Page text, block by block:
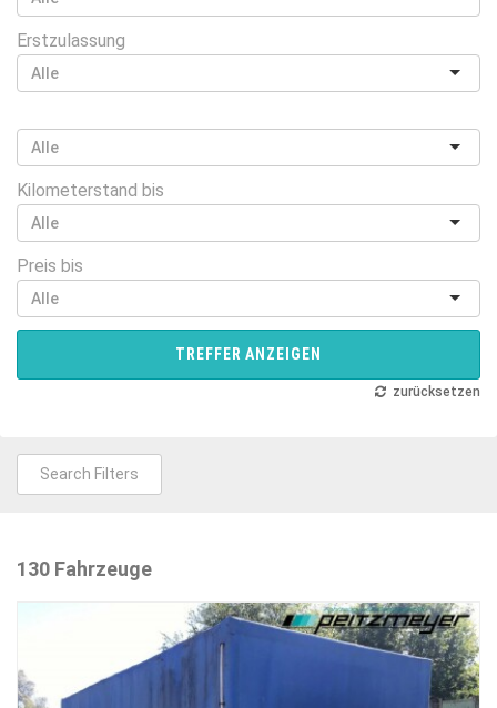
Erstzulassung
Kilometerstand bis
Preis bis
TREFFER ANZEIGEN
zurücksetzen
Search Filters
130 Fahrzeuge